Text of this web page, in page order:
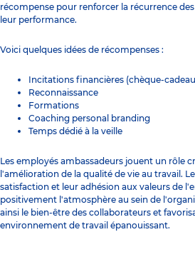
récompense pour renforcer la récurrence
leur performance.
Voici quelques idées de récompenses :
Incitations financières (chèque-
Reconnaissance
Formations
Coaching personal branding
Temps dédié à la veille
Les employés ambassadeurs jouent un rôle
l'amélioration de la qualité de vie au travail.
satisfaction et leur adhésion aux valeurs de
positivement l'atmosphère au sein de
ainsi le bien-être des collaborateurs et
environnement de travail épanouissant.